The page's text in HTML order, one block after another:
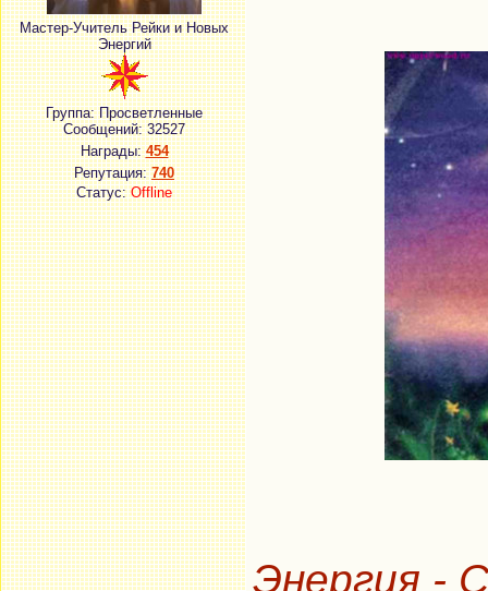
Мастер-Учитель Рейки и Новых
Энергий
Группа: Просветленные
Сообщений:32527
Награды:454
Репутация:740
Статус:Offline
Энергия -